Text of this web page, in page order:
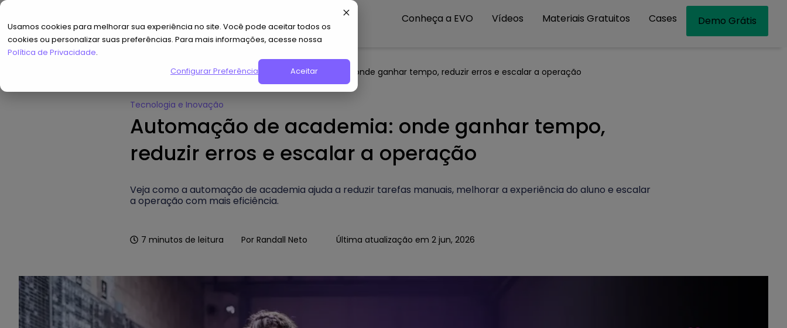
Usamos cookies para melhorar sua experiência no site. Você pode aceitar todos os
cookies ou personalizar suas preferências. Para mais informações, acesse nossa
Política de Privacidade.
Configurar Preferências
Aceitar
Conheça a EVO Vídeos Materiais Gratuitos Cases Demo Grátis
Hub de Conteúdo»Automação de academia: onde ganhar tempo, reduzir erros e escalar a operação
Tecnologia e Inovação
Automação de academia: onde ganhar tempo,
reduzir erros e escalar a operação
Veja como a automação de academia ajuda a reduzir tarefas manuais, melhorar a experiência do aluno e escalar
a operação com mais eficiência.
7 minutos de leitura Por Randall Neto Última atualização em 2 jun, 2026